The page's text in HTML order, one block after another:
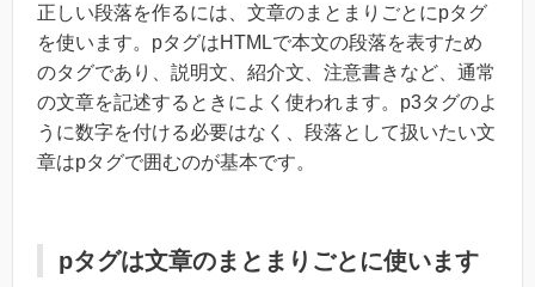
正しい段落を作るには、文章のまとまりごとにpタグ
を使います。pタグはHTMLで本文の段落を表すため
のタグであり、説明文、紹介文、注意書きなど、通常
の文章を記述するときによく使われます。p3タグのよ
うに数字を付ける必要はなく、段落として扱いたい文
章はpタグで囲むのが基本です。
pタグは文章のまとまりごとに使います